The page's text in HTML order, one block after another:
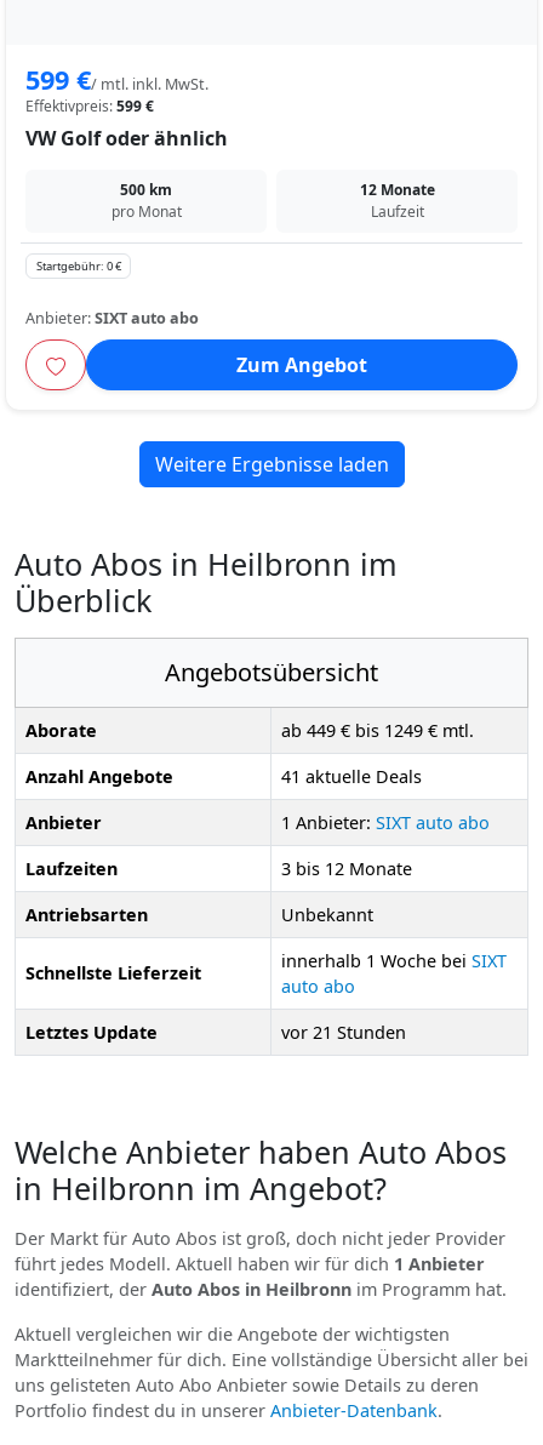
599 €/ mtl. inkl. MwSt.
Effektivpreis:599 €
VW Golf oder ähnlich
500 km
pro Monat
12 Monate
Laufzeit
Startgebühr: 0 €
Anbieter:SIXT auto abo
Zum Angebot
Weitere Ergebnisse laden
Auto Abos in Heilbronn im
Überblick
Angebotsübersicht
Aborate
ab 449 € bis 1249 € mtl.
Anzahl Angebote
41 aktuelle Deals
Anbieter
1 Anbieter: SIXT auto abo
Laufzeiten
3 bis 12 Monate
Antriebsarten
Unbekannt
Schnellste Lieferzeit
innerhalb 1 Woche bei SIXT
auto abo
Letztes Update
vor 21 Stunden
Welche Anbieter haben Auto Abos
in Heilbronn im Angebot?
Der Markt für Auto Abos ist groß, doch nicht jeder Provider
führt jedes Modell. Aktuell haben wir für dich 1 Anbieter
identifiziert, der Auto Abos in Heilbronn im Programm hat.
Aktuell vergleichen wir die Angebote der wichtigsten
Marktteilnehmer für dich. Eine vollständige Übersicht aller bei
uns gelisteten Auto Abo Anbieter sowie Details zu deren
Portfolio findest du in unserer Anbieter-Datenbank.